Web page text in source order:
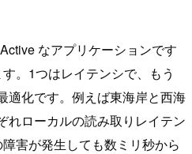
なアプリケーションです
。1つはレイテンシで、もう
適化です。例えば東海岸と西海
れローカルの読み取りレイテン
害が発生しても数ミリ秒から